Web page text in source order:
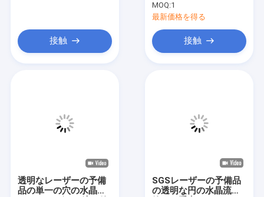
接触
MOQ:1
最新価格を得る
接触
透明なレーザーの予備
品の単一の穴の水晶ガ
SGSレーザーの予備品
の透明な円の水晶流れ